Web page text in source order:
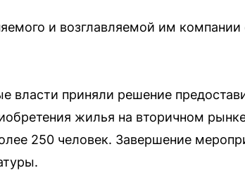
и возглавляемой им
власти приняли решение
жилья на вторичном
250 человек. Завершение